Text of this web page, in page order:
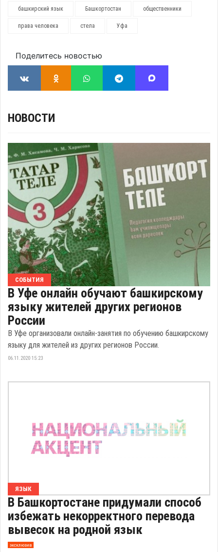
башкирский язык Башкортостан общественники
права человека стела Уфа
Поделитесь новостью
НОВОСТИ
СОБЫТИЯ
В Уфе онлайн обучают башкирскому
языку жителей других регионов
России
В Уфе организовали онлайн-занятия по обучению башкирскому
языку для жителей из других регионов России.
06.11.2020 15:23
ЯЗЫК
В Башкортостане придумали способ
избежать некорректного перевода
вывесок на родной язык
эксклюзив